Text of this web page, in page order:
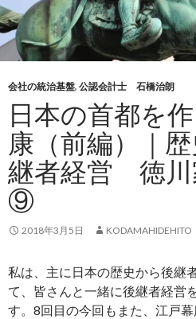
会社の統治基盤, 公認会計士 石橋治朗
日本の首都を
康（前編）｜
継者経営 徳川
⑨
2018年3月5日 KODAMAHIDEHITO
私は、主に日本の歴史から後継
て、皆さんと一緒に後継者経営
す。8回目の今回もまた、江戸